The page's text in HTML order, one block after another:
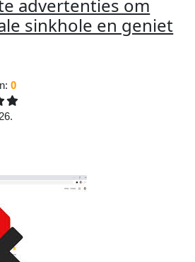
advertenties om
sinkhole en geniet
0